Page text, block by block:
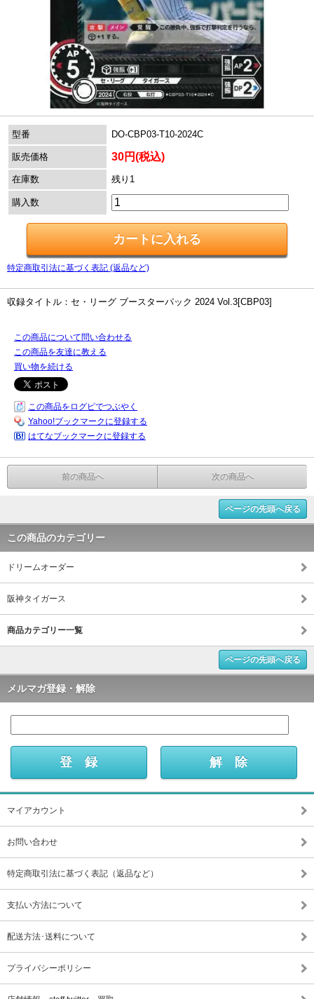
型番 DO-CBP03-T10-2024C
販売価格 30円(税込)
在庫数 残り1
購入数
特定商取引法に基づく表記 (返品など)
収録タイトル：セ・リーグ ブースターパック 2024 Vol.3[CBP03]
この商品について問い合わせる
この商品を友達に教える
買い物を続ける
この商品をログピでつぶやく
Yahoo!ブックマークに登録する
はてなブックマークに登録する
前の商品へ 次の商品へ
ページの先頭へ戻る
この商品のカテゴリー
ドリームオーダー
阪神タイガース
商品カテゴリー一覧
ページの先頭へ戻る
メルマガ登録・解除
マイアカウント
お問い合わせ
特定商取引法に基づく表記（返品など）
支払い方法について
配送方法･送料について
プライバシーポリシー